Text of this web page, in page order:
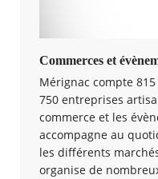
Commerces et
Mérignac compte
750 entreprises
commerce et les
accompagne au
les différents
organise de